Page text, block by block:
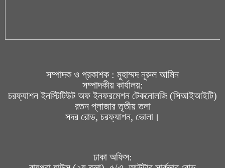
সম্পাদক ও প্রকাশক : মুহাম্মদ নূরুল আমিন
সম্পাদকীয় কার্যালয়:
চরফ্যাশন ইনস্টিটিউট অফ ইনফরমেশন টেকনোলজি (সিআইআইটি)
রতন প্লাজার তৃতীয় তলা
সদর রোড, চরফ্যাশন, ভোলা।
ঢাকা অফিস: